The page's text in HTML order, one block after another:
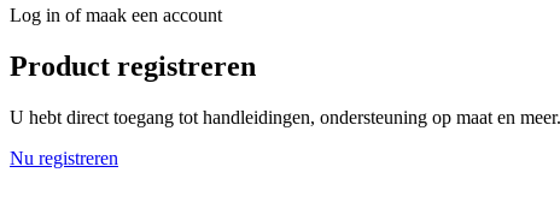
Log in of maak een account
Product registreren
U hebt direct toegang tot handleidingen, ondersteuning op maat en
Nu registreren